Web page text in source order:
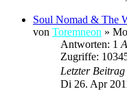
Soul Nomad & The
von Toremneon »
Antworten: 1
Zugriffe:
Letzter Beitrag
Di 26. Apr